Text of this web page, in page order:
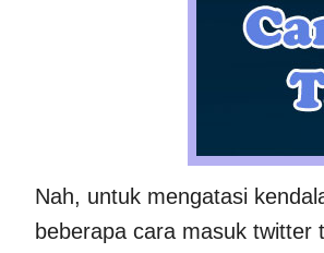
Nah, untuk mengatasi
beberapa cara masuk twitter